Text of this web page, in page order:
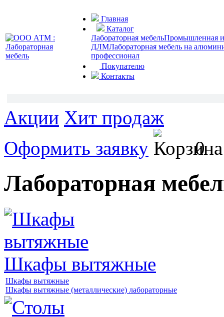
Главная
Каталог
Лабораторная мебельПромышленная и
ДЛМЛабораторная мебель на
профессионал
Покупателю
Контакты
Акции Хит продаж
Оформить заявку
0
Лабораторная
Шкафы вытяжные
Шкафы вытяжные
Шкафы вытяжные (металлические) лабораторные